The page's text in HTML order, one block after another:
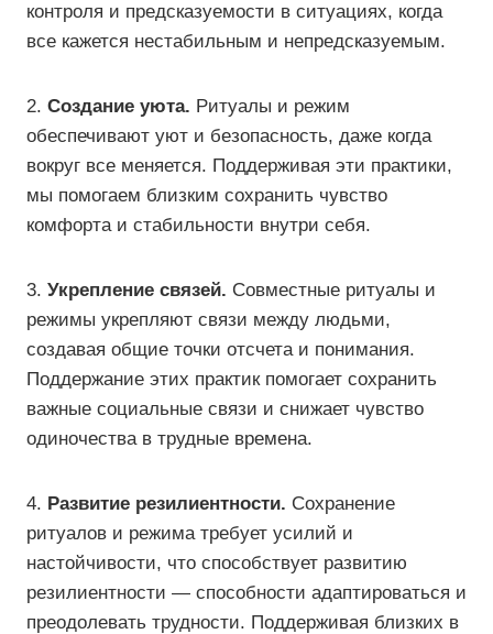
контроля и предсказуемости в ситуациях, когда
все кажется нестабильным и непредсказуемым.
2. Создание уюта. Ритуалы и режим
обеспечивают уют и безопасность, даже когда
вокруг все меняется. Поддерживая эти практики,
мы помогаем близким сохранить чувство
комфорта и стабильности внутри себя.
3. Укрепление связей. Совместные ритуалы и
режимы укрепляют связи между людьми,
создавая общие точки отсчета и понимания.
Поддержание этих практик помогает сохранить
важные социальные связи и снижает чувство
одиночества в трудные времена.
4. Развитие резилиентности. Сохранение
ритуалов и режима требует усилий и
настойчивости, что способствует развитию
резилиентности — способности адаптироваться и
преодолевать трудности. Поддерживая близких в